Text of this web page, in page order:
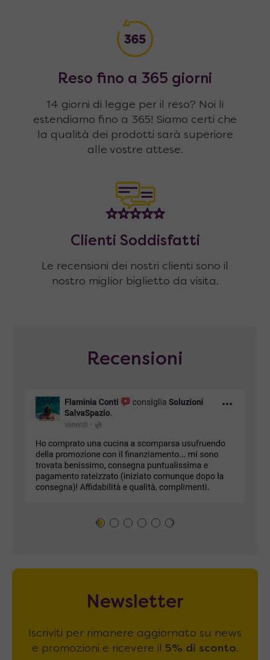
Reso fino a 365 giorni
14 giorni di legge per il reso? Noi li
estendiamo fino a 365! Siamo certi che
la qualità dei prodotti sarà superiore
alle vostre attese.
Clienti Soddisfatti
Le recensioni dei nostri clienti sono il
nostro miglior biglietto da visita.
Recensioni
Newsletter
Iscriviti per rimanere aggiornato su news
e promozioni e ricevere il 5% di sconto.